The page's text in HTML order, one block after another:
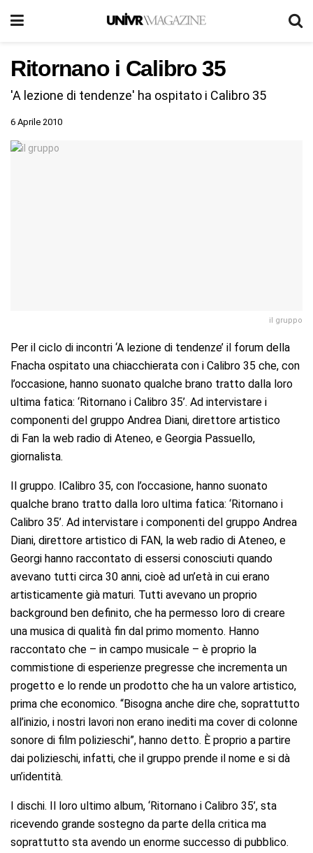
Ritornano i Calibro 35
'A lezione di tendenze' ha ospitato i Calibro 35
6 Aprile 2010
il gruppo
Per il ciclo di incontri ‘A lezione di tendenze’ il forum della
Fnacha ospitato una chiacchierata con i Calibro 35 che, con
l’occasione, hanno suonato qualche brano tratto dalla loro
ultima fatica: ‘Ritornano i Calibro 35’. Ad intervistare i
componenti del gruppo Andrea Diani, direttore artistico
di Fan la web radio di Ateneo, e Georgia Passuello,
giornalista.
Il gruppo. I Calibro 35, con l’occasione, hanno suonato
qualche brano tratto dalla loro ultima fatica: ‘Ritornano i
Calibro 35’. Ad intervistare i componenti del gruppo Andrea
Diani, direttore artistico di FAN, la web radio di Ateneo, e
Georgi hanno raccontato di essersi conosciuti quando
avevano tutti circa 30 anni, cioè ad un’età in cui erano
artisticamente già maturi. Tutti avevano un proprio
background ben definito, che ha permesso loro di creare
una musica di qualità fin dal primo momento. Hanno
raccontato che – in campo musicale – è proprio la
commistione di esperienze pregresse che incrementa un
progetto e lo rende un prodotto che ha un valore artistico,
prima che economico. “Bisogna anche dire che, soprattutto
all’inizio, i nostri lavori non erano inediti ma cover di colonne
sonore di film polizieschi”, hanno detto. È proprio a partire
dai polizieschi, infatti, che il gruppo prende il nome e si dà
un’identità.
I dischi.
Il loro ultimo album, ‘Ritornano i Calibro 35’, sta
ricevendo grande sostegno da parte della critica ma
soprattutto sta avendo un enorme successo di pubblico.